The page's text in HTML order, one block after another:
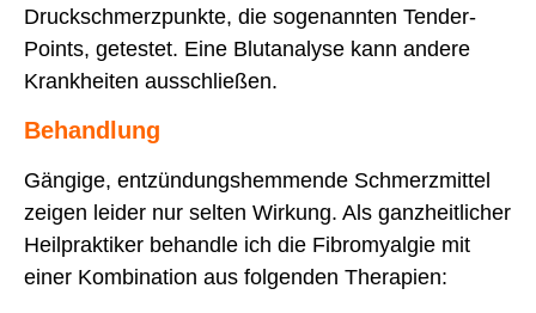
Druckschmerzpunkte, die sogenannten Tender-
Points, getestet. Eine Blutanalyse kann andere
Krankheiten ausschließen.
Behandlung
Gängige, entzündungshemmende Schmerzmittel
zeigen leider nur selten Wirkung. Als ganzheitlicher
Heilpraktiker behandle ich die Fibromyalgie mit
einer Kombination aus folgenden Therapien: